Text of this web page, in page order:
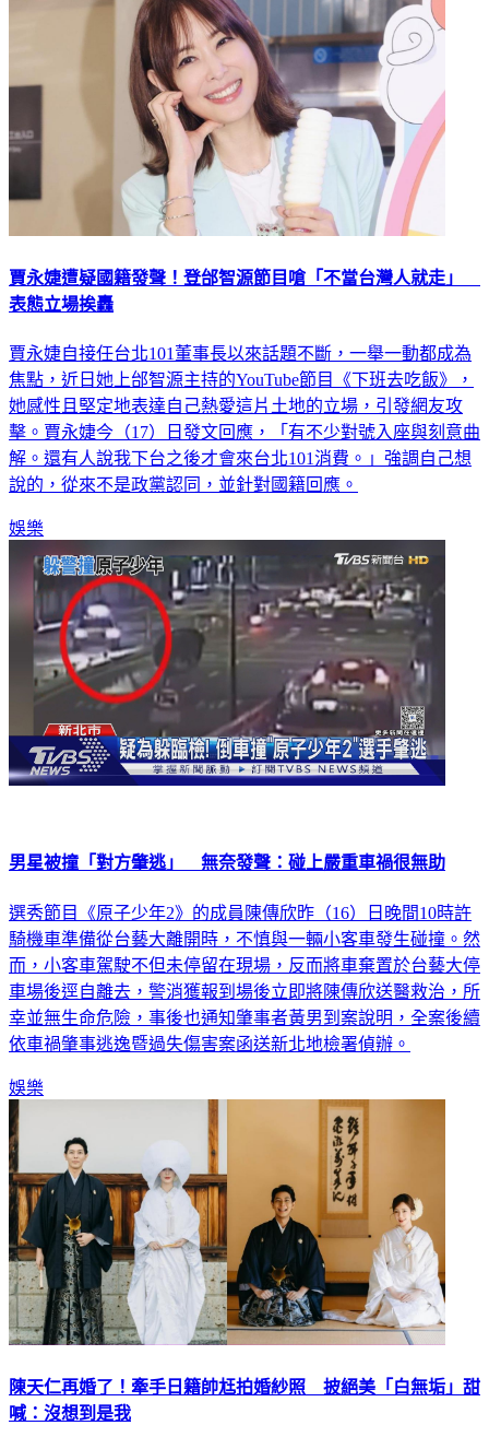
賈永婕遭疑國籍發聲！登邰智源節目嗆「不當台灣人就走」
表態立場挨轟
賈永婕自接任台北101董事長以來話題不斷，一舉一動都成為
焦點，近日她上邰智源主持的YouTube節目《下班去吃飯》，
她感性且堅定地表達自己熱愛這片土地的立場，引發網友攻
擊。賈永婕今（17）日發文回應，「有不少對號入座與刻意曲
解。還有人說我下台之後才會來台北101消費。」強調自己想
說的，從來不是政黨認同，並針對國籍回應。
娛樂
男星被撞「對方肇逃」 無奈發聲：碰上嚴重車禍很無助
選秀節目《原子少年2》的成員陳傳欣昨（16）日晚間10時許
騎機車準備從台藝大離開時，不慎與一輛小客車發生碰撞。然
而，小客車駕駛不但未停留在現場，反而將車棄置於台藝大停
車場後逕自離去，警消獲報到場後立即將陳傳欣送醫救治，所
幸並無生命危險，事後也通知肇事者黃男到案說明，全案後續
依車禍肇事逃逸暨過失傷害案函送新北地檢署偵辦。
娛樂
陳天仁再婚了！牽手日籍帥尪拍婚紗照 披絕美「白無垢」甜
喊：沒想到是我